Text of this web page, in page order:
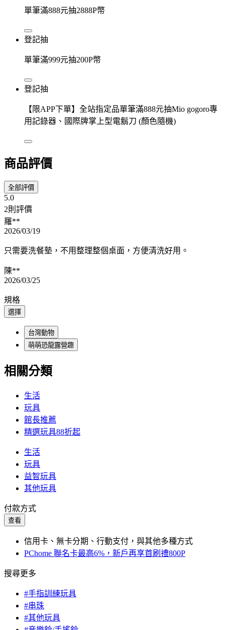
單筆滿888元抽2888P幣
登記抽
單筆滿999元抽200P幣
登記抽
【限APP下單】全站指定品單筆滿888元抽Mio gogoro專
用記錄器、國際牌掌上型電鬍刀 (顏色隨機)
商品評價
全部評價
5.0
2則評價
羅**
2026/03/19
只需要洗餐墊，不用整理整個桌面，方便清洗好用。
陳**
2026/03/25
規格
選擇
台灣動物
萌萌恐龍露營趣
相關分類
生活
玩具
館長推薦
精選玩具88折起
生活
玩具
益智玩具
其他玩具
付款方式
查看
信用卡、無卡分期、行動支付，與其他多種方式
PChome 聯名卡最高6%，新戶再享首刷禮800P
搜尋更多
#手指訓練玩具
#串珠
#其他玩具